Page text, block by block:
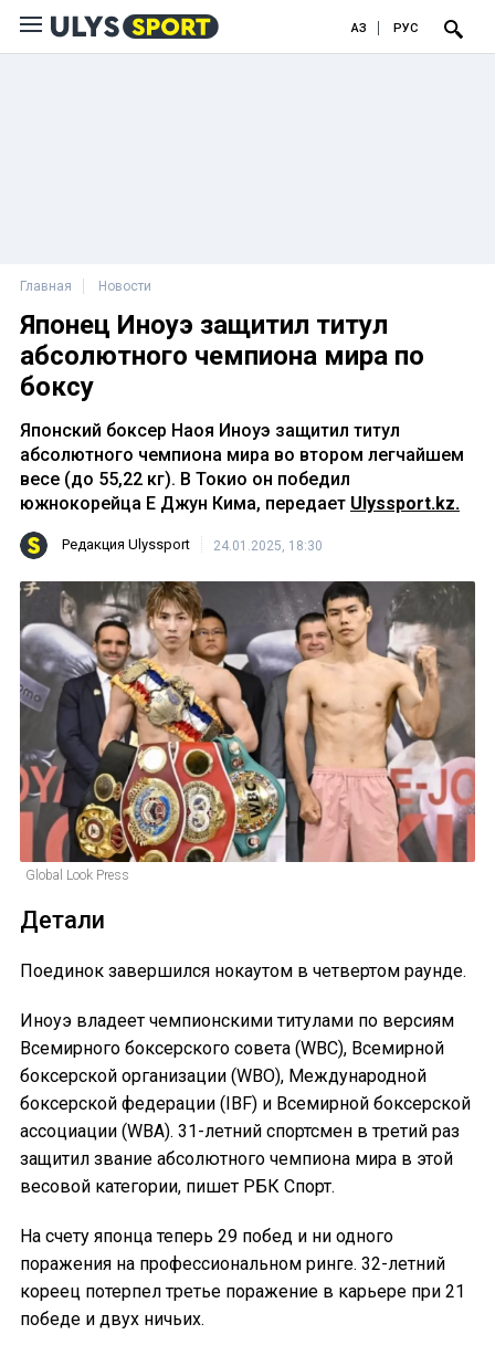
ҚАЗ РУС
Главная Новости
Японец Иноуэ защитил титул
абсолютного чемпиона мира по
боксу
Японский боксер Наоя Иноуэ защитил титул
абсолютного чемпиона мира во втором легчайшем
весе (до 55,22 кг). В Токио он победил
южнокорейца Е Джун Кима, передает Ulyssport.kz.
Редакция Ulyssport 24.01.2025, 18:30
Global Look Press
Детали
Поединок завершился нокаутом в четвертом раунде.
Иноуэ владеет чемпионскими титулами по версиям
Всемирного боксерского совета (WBC), Всемирной
боксерской организации (WBO), Международной
боксерской федерации (IBF) и Всемирной боксерской
ассоциации (WBA). 31-летний спортсмен в третий раз
защитил звание абсолютного чемпиона мира в этой
весовой категории, пишет РБК Спорт.
На счету японца теперь 29 побед и ни одного
поражения на профессиональном ринге. 32-летний
кореец потерпел третье поражение в карьере при 21
победе и двух ничьих.